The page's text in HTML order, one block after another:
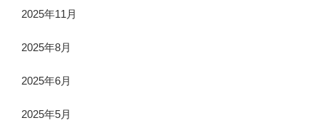
2025年11月
2025年8月
2025年6月
2025年5月